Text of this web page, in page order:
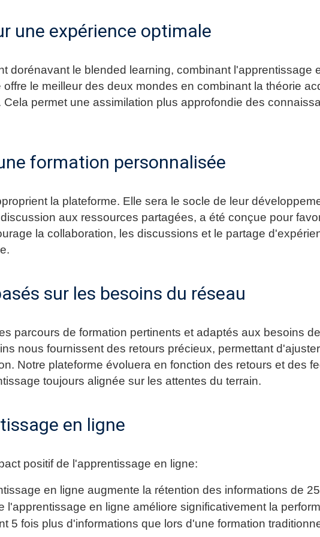
une expérience optimale
dorénavant le blended learning, combinant l'apprentissage
le meilleur des deux mondes en combinant la théorie
permet une assimilation plus approfondie des
formation personnalisée
la plateforme. Elle sera le socle de leur
aux ressources partagées, a été conçue pour
la collaboration, les discussions et le partage
sur les besoins du réseau
parcours de formation pertinents et adaptés aux besoins
nous fournissent des retours précieux, permettant
Notre plateforme évoluera en fonction des retours et des
toujours alignée sur les attentes du terrain.
en ligne
positif de l'apprentissage en ligne:
en ligne augmente la rétention des informations de
l'apprentissage en ligne améliore significativement la
5 fois plus d'informations que lors d'une formation